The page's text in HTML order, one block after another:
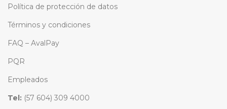
Política de protección de datos
Términos y condiciones
FAQ – AvalPay
PQR
Empleados
Tel: (57 604) 309 4000